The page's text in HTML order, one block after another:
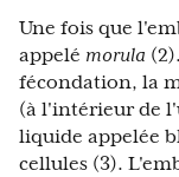
Une fois que
appelé morula
fécondation, la
(à l'intérieur de
liquide appelée
cellules (3).